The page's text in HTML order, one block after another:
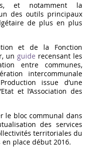
et notamment la
des outils principaux
de plus en plus
et de la Fonction
un guide recensant les
entre communes,
intercommunale
issue d’une
et l’Association des
le bloc communal dans
des services
territoriales du
place début 2016.